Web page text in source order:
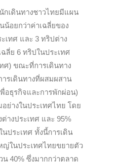
กเดินทางชาวไทยมีแผน
น้อยกว่าค่าเฉลี่ยของ
เทศ และ 3 ทริปต่าง
ลี่ย 6 ทริปในประเทศ
ศ) ขณะที่การเดินทาง
ารเดินทางที่ผสมผสาน
พื่อธุรกิจและการพักผ่อน)
ย่างในประเทศไทย โดย
างประเทศ และ 95%
นประเทศ ทั้งนี้การเดิน
ญ่ในประเทศไทยขยายตัว
น 40% ซึ่งมากกว่าตลาด